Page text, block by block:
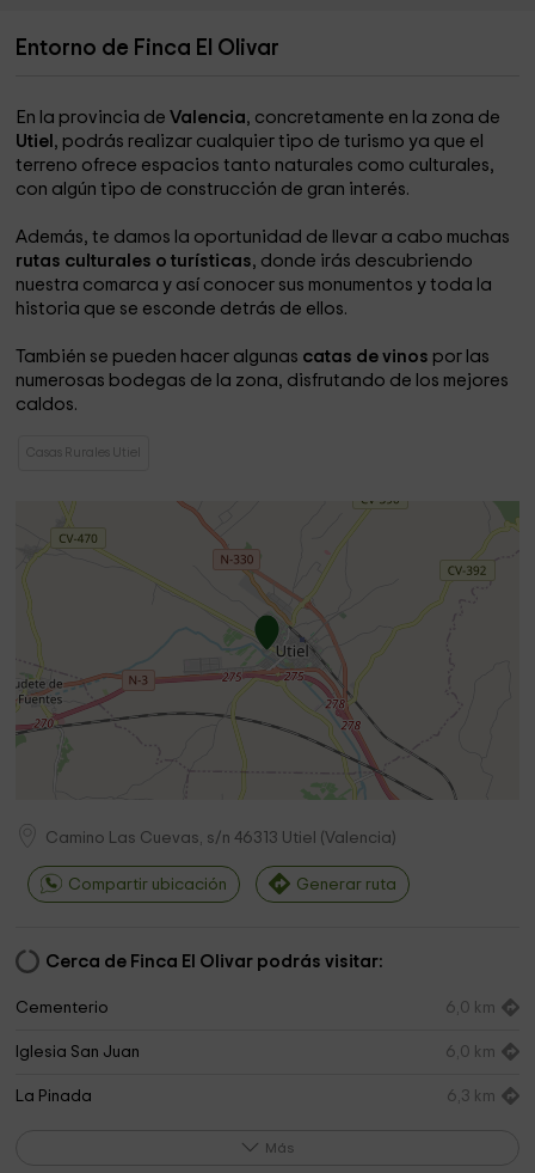
Entorno de Finca El Olivar
En la provincia deValencia, concretamente en la zona de
Utiel , podrás realizar cualquier tipo de turismo ya que el
terreno ofrece espacios tanto naturales como culturales,
con algún tipo de construcción de gran interés.
Además, te damos la oportunidad de llevar a cabo muchas
rutas culturales o turísticas, donde irás descubriendo
nuestra comarca y así conocer sus monumentos y toda la
historia que se esconde detrás de ellos.
También se pueden hacer algunas catas de vinos por las
numerosas bodegas de la zona, disfrutando de los mejores
caldos.
Casas Rurales Utiel
Camino Las Cuevas, s/n 46313 Utiel (Valencia)
Compartir ubicación Generar ruta
Cerca de Finca El Olivar podrás visitar:
Cementerio 6,0 km
Iglesia San Juan 6,0 km
La Pinada 6,3 km
Más